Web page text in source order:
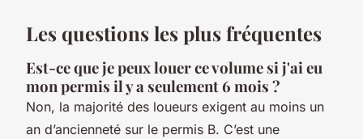
Les questions les plus fréquentes
Est-ce que je peux louer ce volume si j'ai eu
mon permis il y a seulement 6 mois ?
Non, la majorité des loueurs exigent au moins un
an d’ancienneté sur le permis B. C’est une